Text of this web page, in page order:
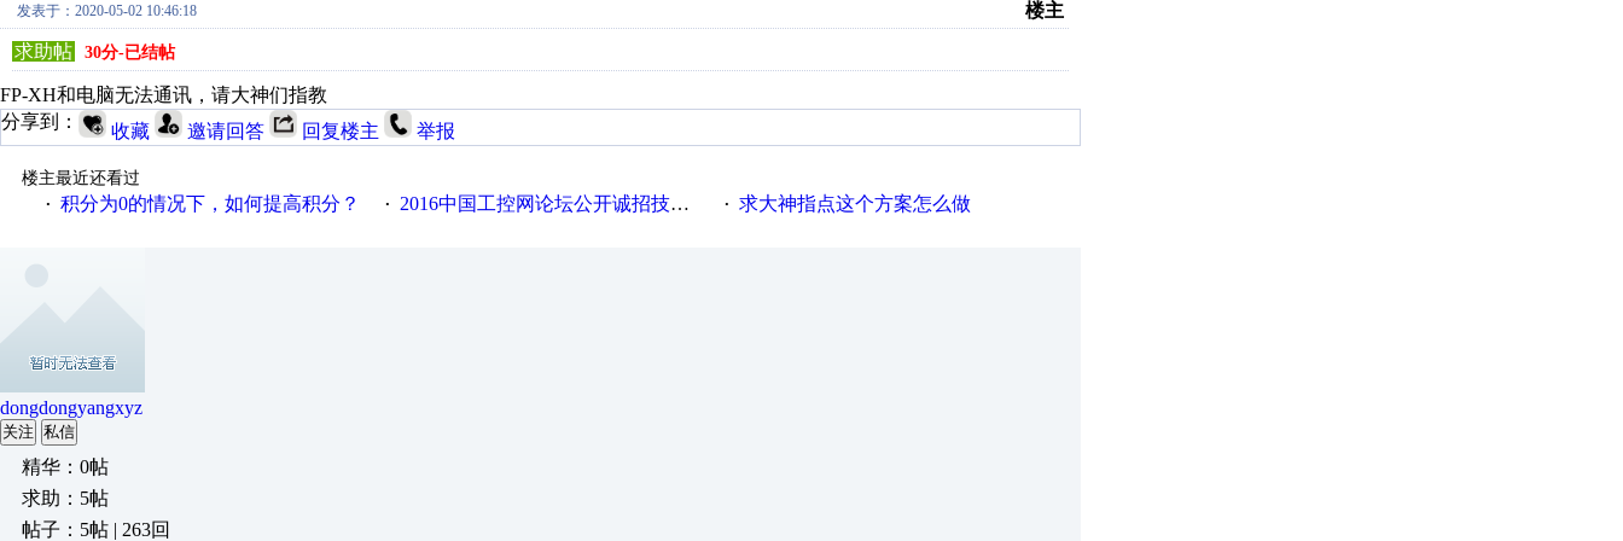
发表于：2020-05-02 10:46:18
楼主
求助帖
30分-已结帖
FP-XH和电脑无法通讯，请大神们指教
分享到：
收藏 邀请回答 回复楼主 举报
楼主最近还看过
· 积分为0的情况下，如何提高积分？ · 2016中国工控网论坛公开诚招技术版主 · 求大神指点这个方案怎么做
dongdongyangxyz
关注 私信
精华：0帖
求助：5帖
帖子：5帖 | 263回